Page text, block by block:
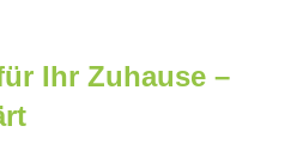
Ihr Zuhause –